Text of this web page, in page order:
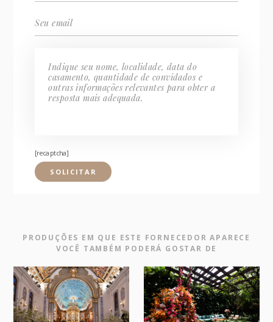
[recaptcha]
PRODUÇÕES EM QUE ESTE FORNECEDOR APARECE
VOCÊ TAMBÉM PODERÁ GOSTAR DE